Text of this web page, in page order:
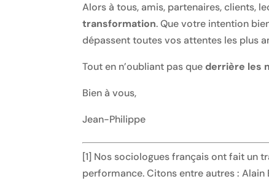
Alors à tous, amis, partenaires, clients,
transformation. Que votre intention
dépassent toutes vos attentes les plus
Tout en n’oubliant pas que derrière les
Bien à vous,
Jean-Philippe
[1] Nos sociologues français ont fait un
performance. Citons entre autres :